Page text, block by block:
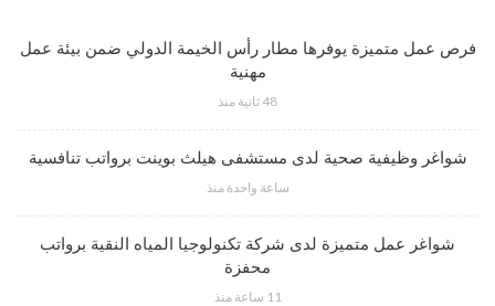
فرص عمل متميزة يوفرها مطار رأس الخيمة الدولي ضمن بيئة عمل
مهنية
48 ثانية منذ
شواغر وظيفية صحية لدى مستشفى هيلث بوينت برواتب تنافسية
ساعة واحدة منذ
شواغر عمل متميزة لدى شركة تكنولوجيا المياه النقية برواتب
محفزة
11 ساعة منذ